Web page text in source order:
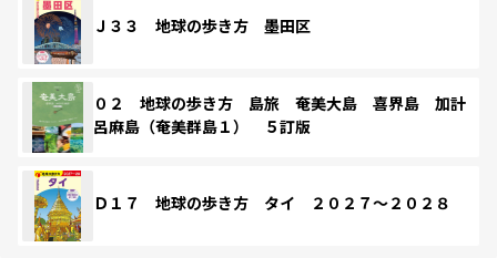
Ｊ３３ 地球の歩き方 墨田区
０２ 地球の歩き方 島旅 奄美大島 喜界島 加計
呂麻島（奄美群島１） ５訂版
Ｄ１７ 地球の歩き方 タイ ２０２７～２０２８